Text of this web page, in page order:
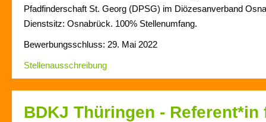
Pfadfinderschaft St. Georg (DPSG) im Diözesanverband
Dienstsitz: Osnabrück. 100% Stellenumfang.
Bewerbungsschluss: 29. Mai 2022
Stellenausschreibung
BDKJ Thüringen - Referent*in